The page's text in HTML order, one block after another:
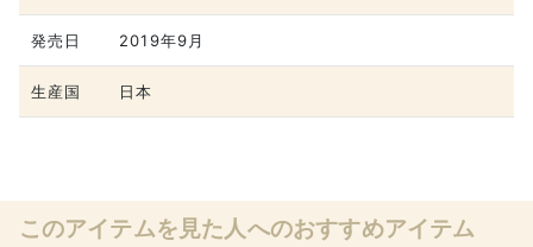
発売日 2019年9月
生産国 日本
このアイテムを見た人へのおすすめアイテム